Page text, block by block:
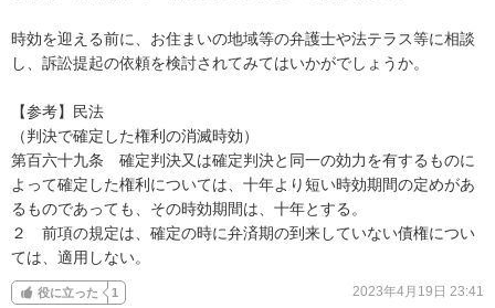
時効を迎える前に、お住まいの地域等の弁護士や法テラス等に相談
し、訴訟提起の依頼を検討されてみてはいかがでしょうか。
【参考】民法
（判決で確定した権利の消滅時効）
第百六十九条　確定判決又は確定判決と同一の効力を有するものに
よって確定した権利については、十年より短い時効期間の定めがあ
るものであっても、その時効期間は、十年とする。
２　前項の規定は、確定の時に弁済期の到来していない債権につい
ては、適用しない。
役に立った 1 2023年4月19日 23:41